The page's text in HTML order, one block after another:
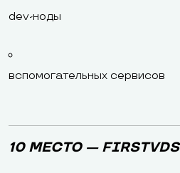
dev-ноды
вспомогательных сервисов
10 МЕСТО — FIRSTVDS